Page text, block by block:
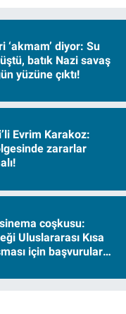
‘akmam’ diyor: Su
batık Nazi savaş
yüzüne çıktı!
Evrim Karakoz:
zararlar
coşkusu:
Uluslararası Kısa
için başvurular